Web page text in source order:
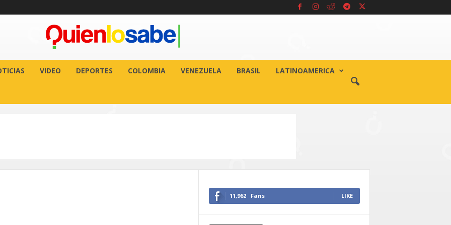
VIDEO DEPORTES COLOMBIA VENEZUELA BRASIL LATINOAMERICA
11,962 Fans LIKE